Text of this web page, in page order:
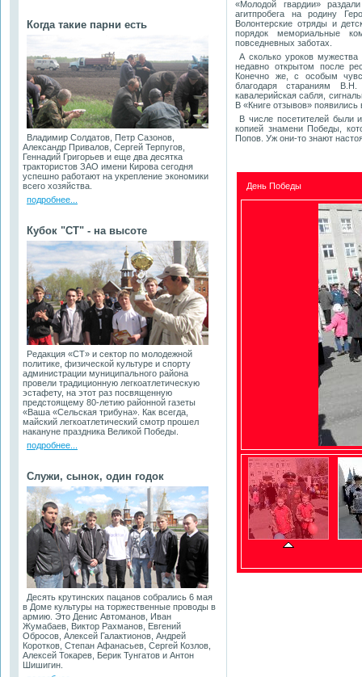
Когда такие парни есть
Владимир Солдатов, Петр Сазонов,
Александр Привалов, Сергей Терпугов,
Геннадий Григорьев и еще два десятка
трактористов ЗАО имени Кирова сегодня
успешно работают на укрепление экономики
всего хозяйства.
подробнее...
Кубок "СТ" - на высоте
Редакция «СТ» и сектор по молодежной
политике, физической культуре и спорту
администрации муниципального района
провели традиционную легкоатлетическую
эстафету, на этот раз посвященную
предстоящему 80-летию районной газеты
«Ваша «Сельская трибуна». Как всегда,
майский легкоатлетический смотр прошел
накануне праздника Великой Победы.
подробнее...
Служи, сынок, один годок
Десять крутинских пацанов собрались 6 мая
в Доме культуры на торжественные проводы в
армию. Это Денис Автоманов, Иван
Жумабаев, Виктор Рахманов, Евгений
Обросов, Алексей Галактионов, Андрей
Коротков, Степан Афанасьев, Сергей Козлов,
Алексей Токарев, Берик Тунгатов и Антон
Шишигин.
«Молодой гвардии»
агитпробега на родину
Волонтерские отряды и
порядок мемориальные
повседневных заботах.
А сколько уроков
недавно открытом после
Конечно же, с особым
благодаря стараниям
кавалерийская сабля,
В «Книге отзывов»
В числе посетителей были
копией знамени Победы,
Попов. Уж они-то знают
День Победы